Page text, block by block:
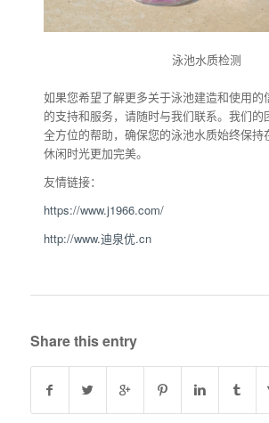
泳池水质检测
如果您希望了解更多关于泳池建造和使用的
的支持和服务，请随时与我们联系。我们的
全方位的帮助，确保您的泳池水质始终保持
休闲时光更加完美。
友情链接：
https://www.j1966.com/
http://www.迪泉优.cn
Share this entry